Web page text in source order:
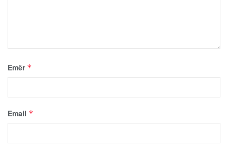
Emër *
Email *